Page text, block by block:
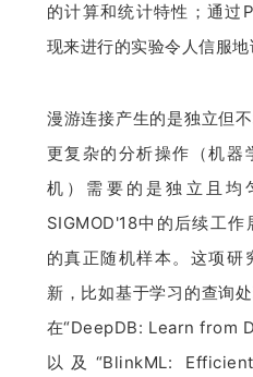
的计算和统计特性；通
现来进行的实验令人信服地
漫游连接产生的是独立但
更复杂的分析操作（机器
机）需要的是独立且均
SIGMOD'18中的后续工
的真正随机样本。这项研
新，比如基于学习的查询
在“DeepDB: Learn from
以及“BlinkML: